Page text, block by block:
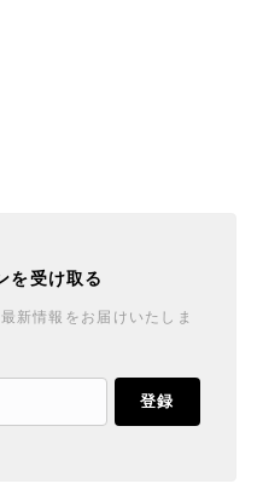
を受け取る
新情報をお届けいたしま
登録